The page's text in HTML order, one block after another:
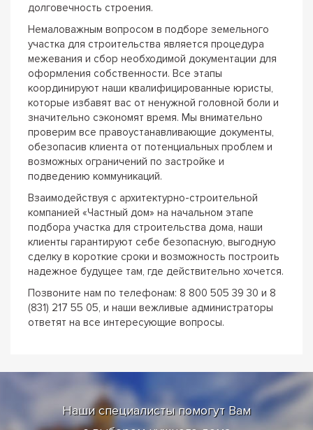
долговечность строения.
Немаловажным вопросом в подборе земельного
участка для строительства является процедура
межевания и сбор необходимой документации для
оформления собственности. Все этапы
координируют наши квалифицированные юристы,
которые избавят вас от ненужной головной боли и
значительно сэкономят время. Мы внимательно
проверим все правоустанавливающие документы,
обезопасив клиента от потенциальных проблем и
возможных ограничений по застройке и
подведению коммуникаций.
Взаимодействуя с архитектурно-строительной
компанией «Частный дом» на начальном этапе
подбора участка для строительства дома, наши
клиенты гарантируют себе безопасную, выгодную
сделку в короткие сроки и возможность построить
надежное будущее там, где действительно хочется.
Позвоните нам по телефонам: 8 800 505 39 30 и 8
(831) 217 55 05, и наши вежливые администраторы
ответят на все интересующие вопросы.
Наши специалисты помогут Вам